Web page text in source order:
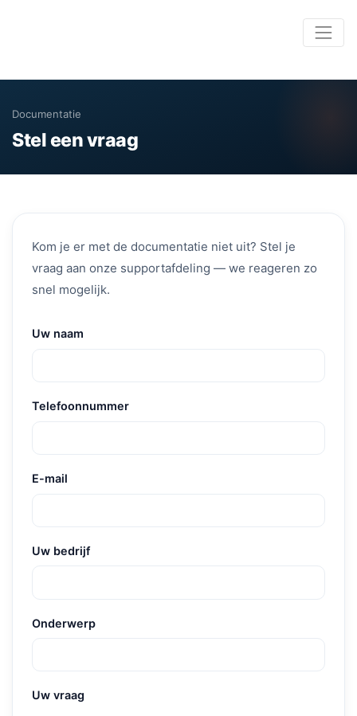
Documentatie
Stel een vraag
Kom je er met de documentatie niet uit? Stel je
vraag aan onze supportafdeling — we reageren zo
snel mogelijk.
Uw naam
Telefoonnummer
E-mail
Uw bedrijf
Onderwerp
Uw vraag